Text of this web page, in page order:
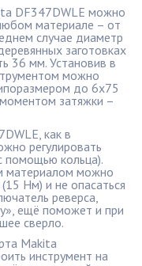
DF347DWLE можно
материале – от
случае диаметр
заготовках
36 мм. Установив в
можно
до 6х75
затяжки –
как в
регулировать
помощью кольца).
материалом можно
Нм) и не опасаться
реверса,
ещё поможет и при
сверло.
Makita
инструмент на